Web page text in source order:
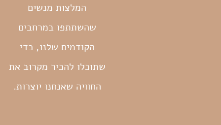
המלצות מנשים
שהשתתפו במרחבים
הקודמים שלנו, כדי
שתוכלו להכיר מקרוב את
החוויה שאנחנו יוצרות.